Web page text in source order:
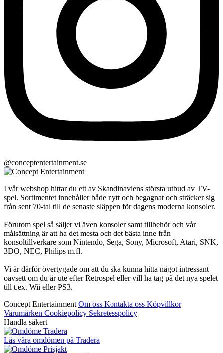
@conceptentertainment.se
I vår webshop hittar du ett av Skandinaviens största utbud av TV-
spel. Sortimentet innehåller både nytt och begagnat och sträcker sig
från sent 70-tal till de senaste släppen för dagens moderna konsoler.
Förutom spel så säljer vi även konsoler samt tillbehör och vår
målsättning är att ha det mesta och det bästa inne från
konsoltillverkare som Nintendo, Sega, Sony, Microsoft, Atari, SNK,
3DO, NEC, Philips m.fl.
Vi är därför övertygade om att du ska kunna hitta något intressant
oavsett om du är ute efter Retrospel eller vill ha tag på det nya spelet
till t.ex. Wii eller PS3.
Concept Entertainment Om oss Kontakta oss Köpvillkor
Varumärken Cookiepolicy Sekretesspolicy
Handla säkert
Läs våra omdömen på Tradera